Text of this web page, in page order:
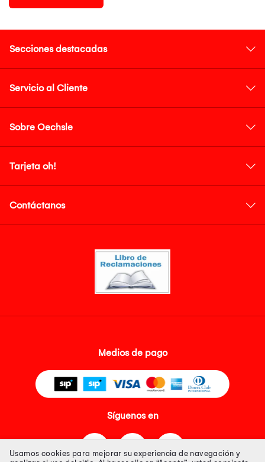
Secciones destacadas
Servicio al Cliente
Sobre Oechsle
Tarjeta oh!
Contáctanos
Medios de pago
Síguenos en
Usamos cookies para mejorar su experiencia de navegación y